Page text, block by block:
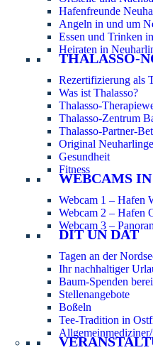
Hafenfreunde
Angeln in und um
Essen und Trinken
Heiraten in
THALASSO-
Rezertifizierung als
Was ist Thalasso?
Thalasso-
Thalasso-Zentrum
Thalasso-Partner-
Original
Gesundheit
Fitness
WEBCAMS
Webcam 1 – Hafen
Webcam 2 – Hafen
Webcam 3 –
DIT UN DAT
Tagen an der
Ihr nachhaltiger
Baum-Spenden
Stellenangebote
Boßeln
Tee-Tradition in